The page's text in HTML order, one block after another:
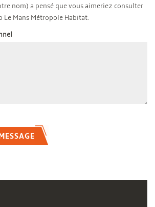
nom) a pensé que vous aimeriez consulter
Le Mans Métropole Habitat.